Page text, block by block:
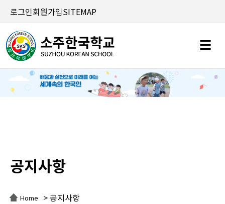
로그인회원가입SITEMAP
공지사항
Home > 공지사항